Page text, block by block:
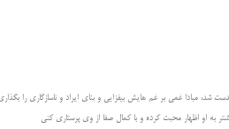
شد، مبادا غمی بر غم هایش بیفزایی و بنای ایراد و ناسازگاری را
به او اظهار محبت کرده و با کمال صفا از وی پرستاری کنی